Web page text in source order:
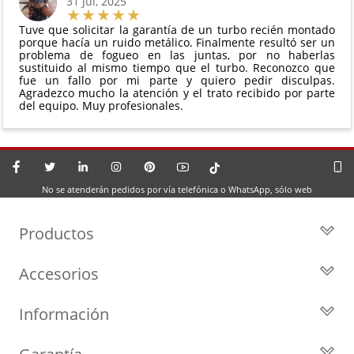
Tuve que solicitar la garantía de un turbo recién montado
porque hacía un ruido metálico. Finalmente resultó ser un
problema de fogueo en las juntas, por no haberlas
sustituido al mismo tiempo que el turbo. Reconozco que
fue un fallo por mi parte y quiero pedir disculpas.
Agradezco mucho la atención y el trato recibido por parte
del equipo. Muy profesionales.
No se atenderán pedidos por vía telefónica o WhatsApp, sólo web
Productos
Turbos por Marca
Cartuchos
Accesorios
Geometrías
Información